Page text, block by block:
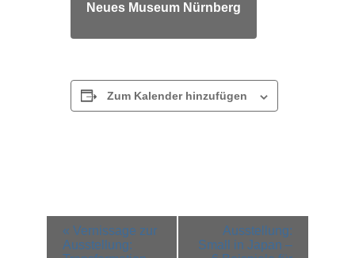
Neues Museum Nürnberg
Zum Kalender hinzufügen
Veranstaltung-
Navigation
« Vernissage zur
Ausstellung:
Ausstellung:
Small in Japan –